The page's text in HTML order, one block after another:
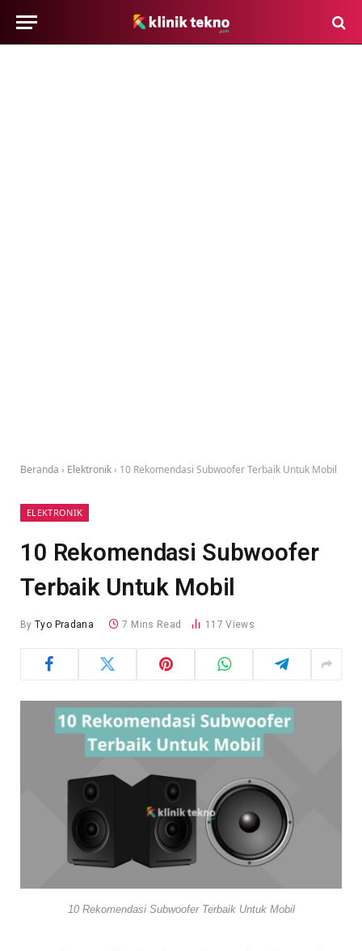
Beranda › Elektronik › 10 Rekomendasi Subwoofer Terbaik Untuk Mobil
ELEKTRONIK
10 Rekomendasi Subwoofer
Terbaik Untuk Mobil
By Tyo Pradana 7 Mins Read 117Views
10 Rekomendasi Subwoofer Terbaik Untuk Mobil